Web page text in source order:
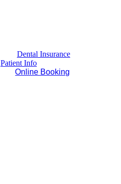
Dental Insurance
Patient Info
Online Booking